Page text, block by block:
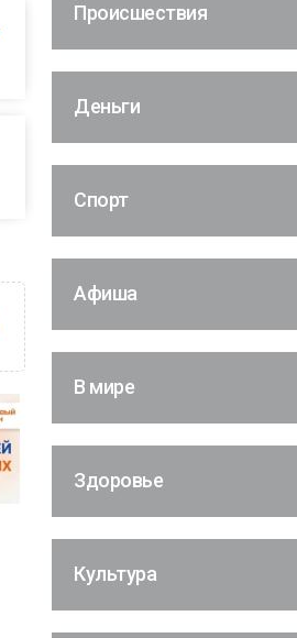
Происшествия
Деньги
Спорт
Афиша
В мире
Здоровье
Культура